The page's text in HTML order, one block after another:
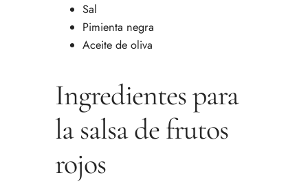
Sal
Pimienta negra
Aceite de oliva
Ingredientes para
la salsa de frutos
rojos